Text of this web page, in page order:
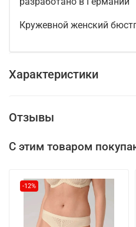
Кружевной женский
Характеристики
Отзывы
С этим товаром
-12%